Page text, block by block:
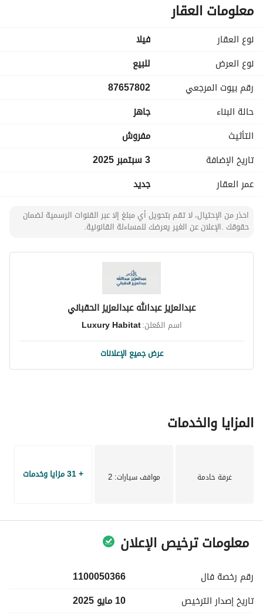
الوصول إلى مرافق المجتمع والحديقة المركزية.
في أكثر الأحياء طلباً في الرياض.
تفاصيل العقار:
• المساحة الكلية: 300 متر مربع
• غرف النوم: 4
• الحمامات: 6
• مؤثثة: نعم
• رمز العقار: S1080
هذا الإعلان يتعلق بفيلا واحدة مدرجة تحت الرقم الفردي لترخيص
معلومات العقار
نوع العقار
فیلا
نوع العرض
للبيع
رقم بيوت المرجعي
87657802
حالة البناء
جاهز
التأثيث
مفروش
تاريخ الإضافة
3 سبتمبر 2025
عمر العقار
جديد
احذر من الإحتيال، لا تقم بتحويل أي مبلغ إلا عبر القنوات الرسمية لضمان
حقوقك .الإعلان عن الغير يعرضك للمساءلة القانونية.
عبدالعزيز عبدالله عبدالعزيز الحقباني
اسم المُعلن:Luxury Habitat
عرض جميع الإعلانات
المزايا والخدمات
غرفة خادمة مواقف سيارات: 2 + 31 مزايا وخدمات
معلومات ترخيص الإعلان
رقم رخصة فال
1100050366
تاريخ إصدار الترخيص
10 مايو 2025